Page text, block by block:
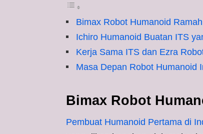
Bimax Robot Humanoid
Ichiro Humanoid Buatan ITS
Kerja Sama ITS dan Ezra
Masa Depan Robot Humanoid
Bimax Robot
Pembuat Humanoid Pertama di